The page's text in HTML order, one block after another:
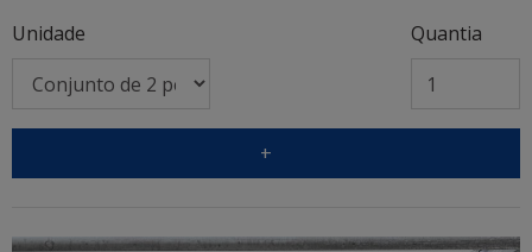
Unidade
Quantia
+